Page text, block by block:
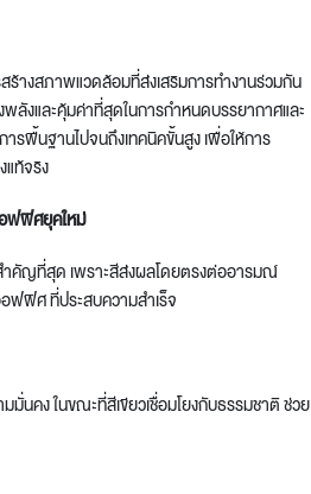
ร้างสภาพแวดล้อมที่ส่งเสริมการทำงานร่วมกัน
ลังและคุ้มค่าที่สุดในการกำหนดบรรยากาศและ
พื้นฐานไปจนถึงเทคนิคขั้นสูง เพื่อให้การ
ท้จริง
ฟฟิศยุคใหม่
ำคัญที่สุด เพราะสีส่งผลโดยตรงต่ออารมณ์
ฟฟิศ ที่ประสบความสำเร็จ
นคง ในขณะที่สีเขียวเชื่อมโยงกับธรรมชาติ ช่วย